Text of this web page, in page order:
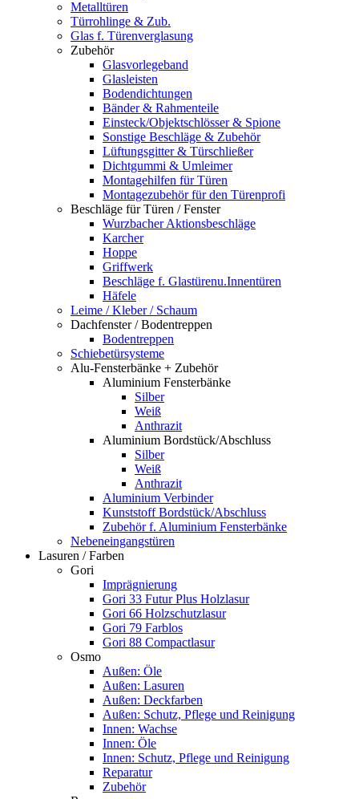
Metalltüren
Türrohlinge & Zub.
Glas f. Türenverglasung
Zubehör
Glasvorlegeband
Glasleisten
Bodendichtungen
Bänder & Rahmenteile
Einsteck/Objektschlösser & Spione
Sonstige Beschläge & Zubehör
Lüftungsgitter & Türschließer
Dichtgummi & Umleimer
Montagehilfen für Türen
Montagezubehör für den Türenprofi
Beschläge für Türen / Fenster
Wurzbacher Aktionsbeschläge
Karcher
Hoppe
Griffwerk
Beschläge f. Glastürenu.Innentüren
Häfele
Leime / Kleber / Schaum
Dachfenster / Bodentreppen
Bodentreppen
Schiebetürsysteme
Alu-Fensterbänke + Zubehör
Aluminium Fensterbänke
Silber
Weiß
Anthrazit
Aluminium Bordstück/Abschluss
Silber
Weiß
Anthrazit
Aluminium Verbinder
Kunststoff Bordstück/Abschluss
Zubehör f. Aluminium Fensterbänke
Nebeneingangstüren
Lasuren / Farben
Gori
Imprägnierung
Gori 33 Futur Plus Holzlasur
Gori 66 Holzschutzlasur
Gori 79 Farblos
Gori 88 Compactlasur
Osmo
Außen: Öle
Außen: Lasuren
Außen: Deckfarben
Außen: Schutz, Pflege und Reinigung
Innen: Wachse
Innen: Öle
Innen: Schutz, Pflege und Reinigung
Reparatur
Zubehör